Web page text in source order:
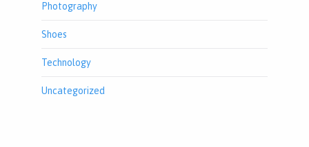
Photography
Shoes
Technology
Uncategorized